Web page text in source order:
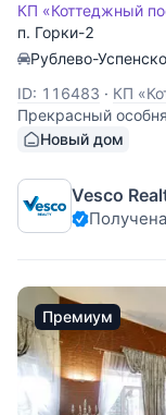
КП «Коттеджный
п. Горки-2
Рублево-
ID: 116483 · КП
Прекрасный
дворцовом стиле
камень. Ремонт и
уровне, все
Новый дом
Vesco
Премиум